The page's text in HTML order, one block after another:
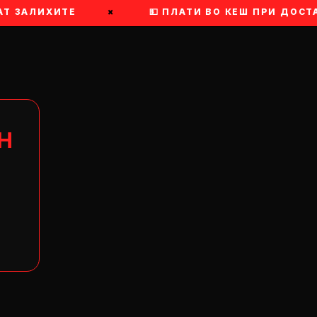
ЗАЛИХИТЕ 💵 ПЛАТИ ВО КЕШ ПРИ